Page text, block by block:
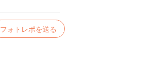
フォトレポを送る